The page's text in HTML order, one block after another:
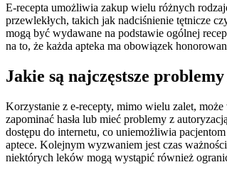
E-recepta umożliwia zakup wielu różnych
przewlekłych, takich jak nadciśnienie tętnicze
mogą być wydawane na podstawie ogólnej
na to, że każda apteka ma obowiązek
Jakie są najczęstsze
Korzystanie z e-recepty, mimo wielu zalet,
zapominać hasła lub mieć problemy z
dostępu do internetu, co uniemożliwia
aptece. Kolejnym wyzwaniem jest czas
niektórych leków mogą wystąpić również